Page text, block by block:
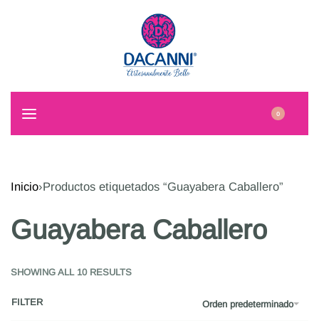
0
Inicio›Productos etiquetados “Guayabera Caballero”
Guayabera Caballero
SHOWING ALL 10 RESULTS
Orden predeterminado
FILTER